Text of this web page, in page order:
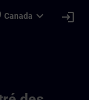
Canada expand_more login